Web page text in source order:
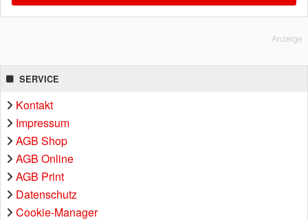
Anzeige
SERVICE
Kontakt
Impressum
AGB Shop
AGB Online
AGB Print
Datenschutz
Cookie-Manager